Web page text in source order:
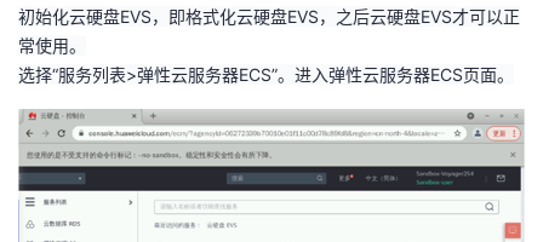
初始化云硬盘EVS，即格式化云硬盘EVS，之后云硬盘EVS才可以正
常使用。
选择“服务列表>弹性云服务器ECS”。进入弹性云服务器ECS页面。